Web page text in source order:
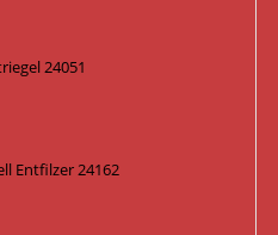
24051
Entfilzer 24162